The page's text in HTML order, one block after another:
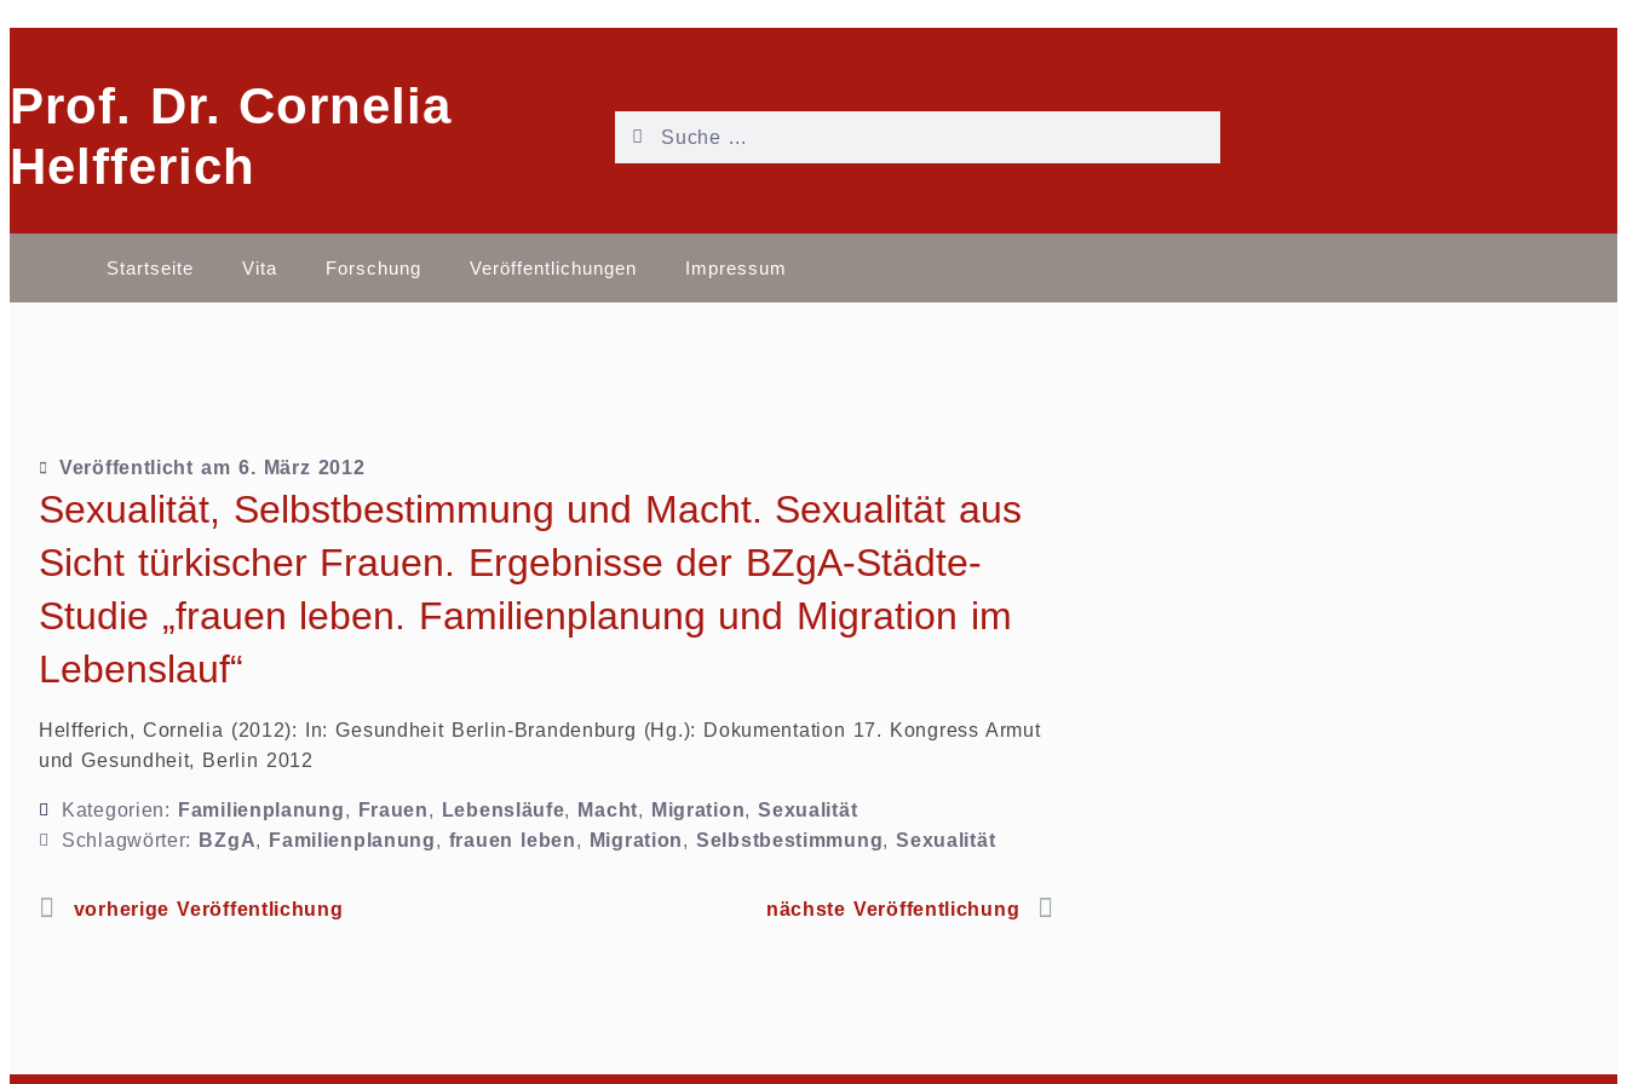
Prof. Dr. Cornelia
Helfferich
Startseite Vita Forschung Veröffentlichungen Impressum
Veröffentlicht am 6. März 2012
Sexualität, Selbstbestimmung und Macht. Sexualität aus
Sicht türkischer Frauen. Ergebnisse der BZgA-Städte-
Studie „frauen leben. Familienplanung und Migration im
Lebenslauf“
Helfferich, Cornelia (2012): In: Gesundheit Berlin-Brandenburg (Hg.): Dokumentation 17. Kongress Armut
und Gesundheit, Berlin 2012
Kategorien: Familienplanung, Frauen, Lebensläufe, Macht, Migration,Sexualität
Schlagwörter:
BZgA, Familienplanung, frauen leben, Migration,Selbstbestimmung,Sexualität
vorherige Veröffentlichung nächste Veröffentlichung